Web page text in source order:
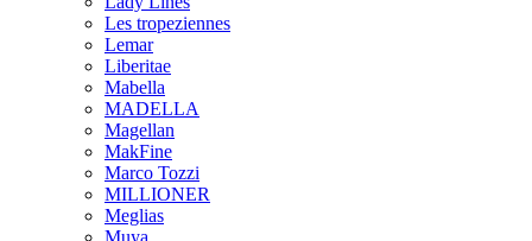
Les tropeziennes
Lemar
Liberitae
Mabella
MADELLA
Magellan
MakFine
Marco Tozzi
MILLIONER
Meglias
Muya